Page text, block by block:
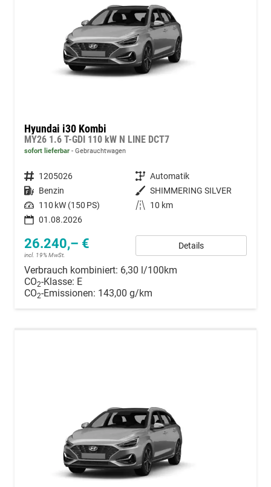
Hyundai i30 Kombi
MY26 1.6 T-GDI 110 kW N LINE DCT7
sofort lieferbar Gebrauchtwagen
Fahrzeugnummer 1205026 Getriebe Automatik
Kraftstoff Benzin Außenfarbe SHIMMERING SILVER
Leistung 110 kW (150 PS) Kilometerstand
10 km
01.08.2026
26.240,– €
incl. 19% MwSt.
Details
Verbrauch kombiniert: 6,30 l/100km
CO2-Klasse: E
CO2-Emissionen: 143,00 g/km